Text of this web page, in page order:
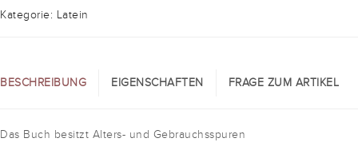
Kategorie: Latein
BESCHREIBUNG EIGENSCHAFTEN FRAGE ZUM ARTIKEL
Das Buch besitzt Alters- und Gebrauchsspuren